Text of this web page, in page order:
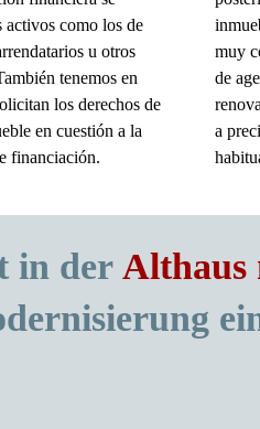
activos como los de
u otros
tenemos en
los derechos de
en cuestión a la
financiación.
muy
de
a
in der Althaus